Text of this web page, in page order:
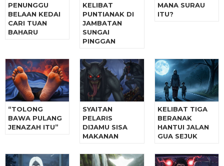
PENUNGGU
BELAAN KEDAI
CARI TUAN
BAHARU
KELIBAT
PUNTIANAK DI
JAMBATAN
SUNGAI
PINGGAN
MANA SURAU
ITU?
“TOLONG
BAWA PULANG
JENAZAH ITU”
SYAITAN
PELARIS
DIJAMU SISA
MAKANAN
KELIBAT TIGA
BERANAK
HANTUI JALAN
GUA SEJUK